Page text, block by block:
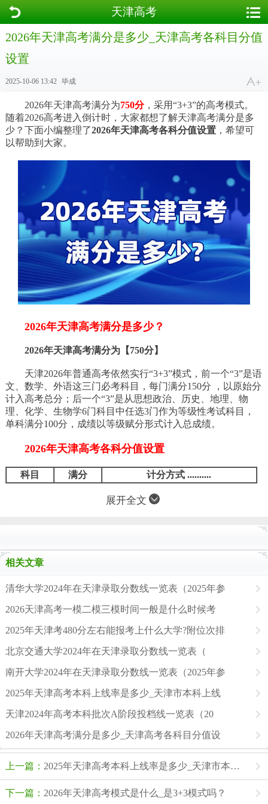
天津高考
2026年天津高考满分是多少_天津高考各科目分值
设置
2025-10-06 13:42 毕成
2026年天津高考满分为750分，采用“3+3”的高考模式。
随着2026高考进入倒计时，大家都想了解天津高考满分是多
少？下面小编整理了2026年天津高考各科分值设置，希望可
以帮助到大家。
2026年天津高考满分是多少？
2026年天津高考满分为【750分】
天津2026年普通高考依然实行“3+3”模式，前一个“3”是语
文、数学、外语这三门必考科目，每门满分150分 ，以原始分
计入高考总分；后一个“3”是从思想政治、历史、地理、物
理、化学、生物学6门科目中任选3门作为等级性考试科目，
单科满分100分，成绩以等级赋分形式计入总成绩。
2026年天津高考各科分值设置
科目 满分 计分方式 ..........
展开全文
相关文章
清华大学2024年在天津录取分数线一览表（2025年参
2026天津高考一模二模三模时间一般是什么时候考
2025年天津考480分左右能报考上什么大学?附位次排
北京交通大学2024年在天津录取分数线一览表（
南开大学2024年在天津录取分数线一览表（2025年参
2025年天津高考本科上线率是多少_天津市本科上线
天津2024年高考本科批次A阶段投档线一览表（20
2026年天津高考满分是多少_天津高考各科目分值设
上一篇： 2025年天津高考本科上线率是多少_天津市本科上线人数为47173人
下一篇： 2026年天津高考模式是什么_是3+3模式吗？